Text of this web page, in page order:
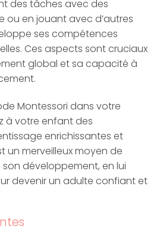
des tâches avec des
ou en jouant avec d’autres
ses compétences
Ces aspects sont cruciaux
global et sa capacité à
Montessori dans votre
à votre enfant des
enrichissantes et
un merveilleux moyen de
développement, en lui
devenir un adulte confiant et